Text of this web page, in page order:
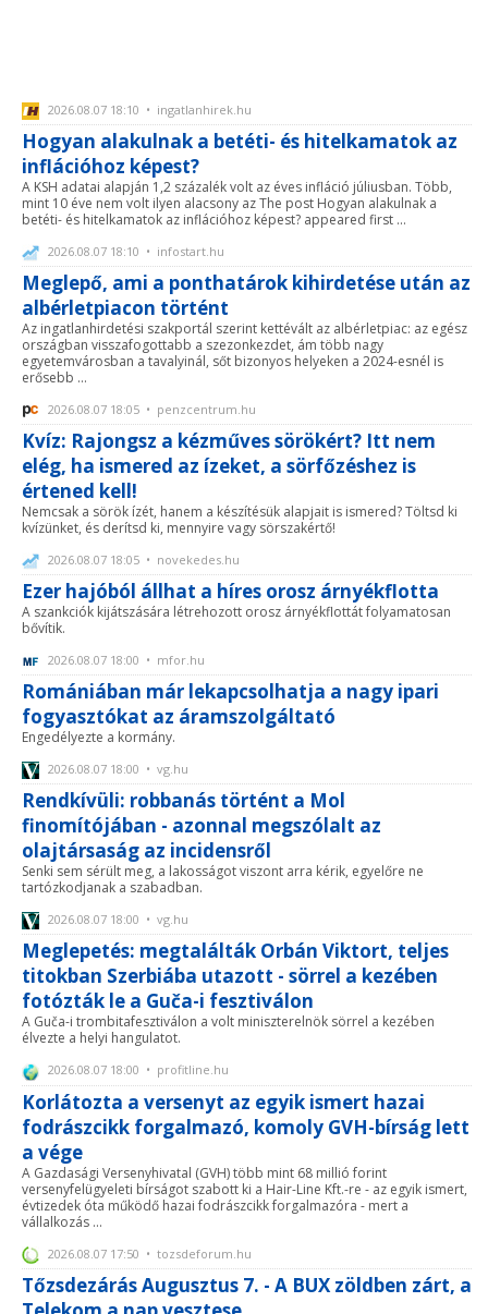
2026.08.07 18:10 • ingatlanhirek.hu
Hogyan alakulnak a betéti- és hitelkamatok az
inflációhoz képest?
A KSH adatai alapján 1,2 százalék volt az éves infláció júliusban. Több,
mint 10 éve nem volt ilyen alacsony az The post Hogyan alakulnak a
betéti- és hitelkamatok az inflációhoz képest? appeared first ...
2026.08.07 18:10 • infostart.hu
Meglepő, ami a ponthatárok kihirdetése után az
albérletpiacon történt
Az ingatlanhirdetési szakportál szerint kettévált az albérletpiac: az egész
országban visszafogottabb a szezonkezdet, ám több nagy
egyetemvárosban a tavalyinál, sőt bizonyos helyeken a 2024-esnél is
erősebb ...
2026.08.07 18:05 • penzcentrum.hu
Kvíz: Rajongsz a kézműves sörökért? Itt nem
elég, ha ismered az ízeket, a sörfőzéshez is
értened kell!
Nemcsak a sörök ízét, hanem a készítésük alapjait is ismered? Töltsd ki
kvízünket, és derítsd ki, mennyire vagy sörszakértő!
2026.08.07 18:05 • novekedes.hu
Ezer hajóból állhat a híres orosz árnyékflotta
A szankciók kijátszására létrehozott orosz árnyékflottát folyamatosan
bővítik.
2026.08.07 18:00 • mfor.hu
Romániában már lekapcsolhatja a nagy ipari
fogyasztókat az áramszolgáltató
Engedélyezte a kormány.
2026.08.07 18:00 • vg.hu
Rendkívüli: robbanás történt a Mol
finomítójában - azonnal megszólalt az
olajtársaság az incidensről
Senki sem sérült meg, a lakosságot viszont arra kérik, egyelőre ne
tartózkodjanak a szabadban.
2026.08.07 18:00 • vg.hu
Meglepetés: megtalálták Orbán Viktort, teljes
titokban Szerbiába utazott - sörrel a kezében
fotózták le a Guča-i fesztiválon
A Guča-i trombitafesztiválon a volt miniszterelnök sörrel a kezében
élvezte a helyi hangulatot.
2026.08.07 18:00 • profitline.hu
Korlátozta a versenyt az egyik ismert hazai
fodrászcikk forgalmazó, komoly GVH-bírság lett
a vége
A Gazdasági Versenyhivatal (GVH) több mint 68 millió forint
versenyfelügyeleti bírságot szabott ki a Hair-Line Kft.-re - az egyik ismert,
évtizedek óta működő hazai fodrászcikk forgalmazóra - mert a
vállalkozás ...
2026.08.07 17:50 • tozsdeforum.hu
Tőzsdezárás Augusztus 7. - A BUX zöldben zárt, a